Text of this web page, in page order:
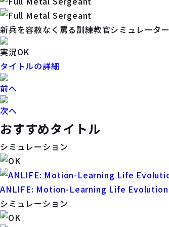
新兵を容赦なく罵る訓練教官シミュレーター
実況OK
タイトルの詳細
前へ
次へ
おすすめタイトル
シミュレーション
ANLIFE: Motion-Learning Life Evolution
シミュレーション